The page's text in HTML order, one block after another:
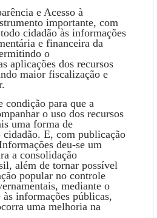
e Acesso à
importante, com
cidadão às informações
e financeira da
o
aplicações dos recursos
maior fiscalização e
condição para que a
o uso dos recursos
uma forma de
E, com publicação
deu-se um
a consolidação
além de tornar possível
popular no controle
mediante o
às informações públicas,
uma melhoria na